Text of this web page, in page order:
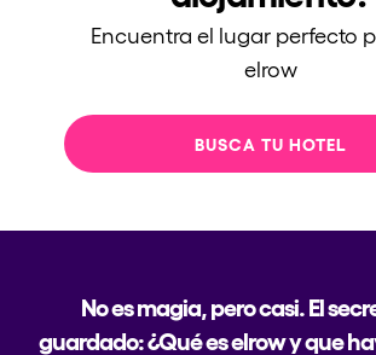
Encuentra el lugar perfecto
elrow
BUSCA TU HOTEL
No es magia, pero casi. El
guardado: ¿Qué es elrow y que